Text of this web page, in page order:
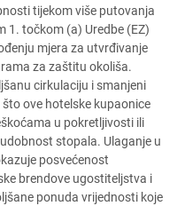
tijekom više putovanja
1. točkom (a) Uredbe (EZ)
mjera za utvrđivanje
za zaštitu okoliša.
cirkulaciju i smanjeni
ove hotelske kupaonice
u pokretljivosti ili
stopala. Ulaganje u
posvećenost
brendove ugostiteljstva i
ponuda vrijednosti koje